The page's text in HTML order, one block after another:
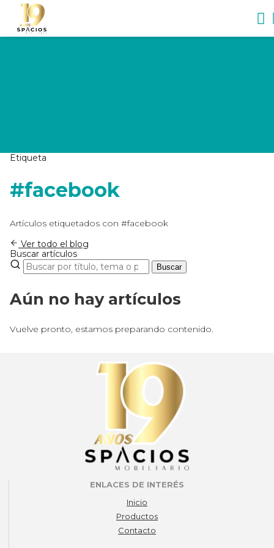
Etiqueta
#facebook
Artículos etiquetados con #facebook
Ver todo el blog
Buscar artículos
Buscar
Aún no hay artículos
Vuelve pronto, estamos preparando contenido.
ENLACES DE INTERÉS
Inicio
Productos
Contacto